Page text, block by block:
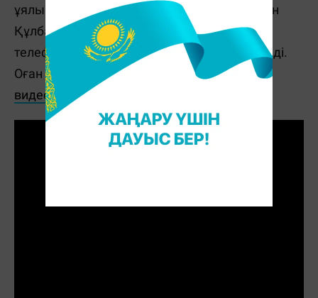
ұялы телефон судьяға берілді. Судья Айжан
Құлбаеваның өзі Бишімбаевтың ұялы
телефонын сот талқылауы аясында зерттеді.
Оған қоса телефоннан
суреттер мен
видеоларды қарады